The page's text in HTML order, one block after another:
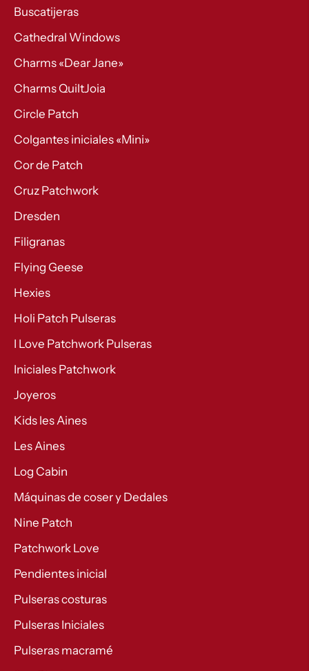
Buscatijeras
Cathedral Windows
Charms «Dear Jane»
Charms QuiltJoia
Circle Patch
Colgantes iniciales «Mini»
Cor de Patch
Cruz Patchwork
Dresden
Filigranas
Flying Geese
Hexies
Holi Patch Pulseras
I Love Patchwork Pulseras
Iniciales Patchwork
Joyeros
Kids les Aines
Les Aines
Log Cabin
Máquinas de coser y Dedales
Nine Patch
Patchwork Love
Pendientes inicial
Pulseras costuras
Pulseras Iniciales
Pulseras macramé